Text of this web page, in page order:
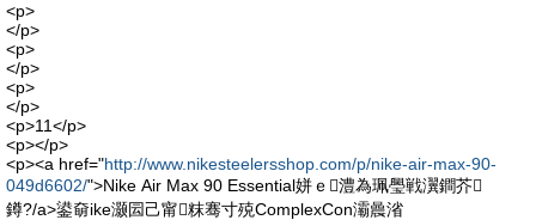
<p>
</p>
<p>
</p>
<p>
</p>
<p>11</p>
<p></p>
<p><a href="http://www.nikesteelersshop.com/p/nike-air-max-90-
049d6602/">Nike Air Max 90 Essential姘ｅ澧為珮璺戦瀷鐧芥
鐏?/a>鍙奛ike灏囩己甯粖骞寸殑ComplexCon灞曟渻